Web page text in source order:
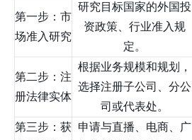
第一步：市
场准入研究
研究目标国家的外国投
资政策、行业准入规
定。
第二步：注
册法律实体
根据业务规模和规划，
选择注册子公司、分公
司或代表处。
第三步：获 申请与直播、电商、广